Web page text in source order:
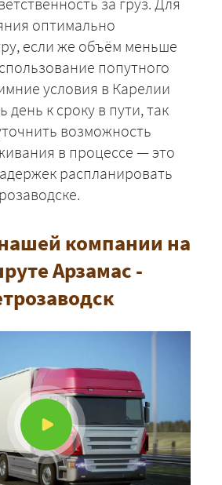
оптимально
если же объём меньше
попутного
условия в Карелии
день к сроку в пути, так
возможность
в процессе — это
распланировать
компании на
Арзамас -
ЗАКАЗАТЬ